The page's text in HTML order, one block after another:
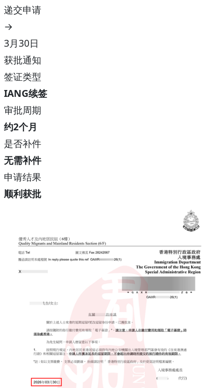
递交申请
→
3月30日
获批通知
签证类型
IANG续签
审批周期
约2个月
是否补件
无需补件
申请结果
顺利获批